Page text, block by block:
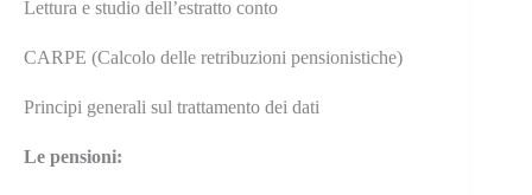
Lettura e studio dell’estratto conto
CARPE (Calcolo delle retribuzioni pensionistiche)
Principi generali sul trattamento dei dati
Le pensioni: